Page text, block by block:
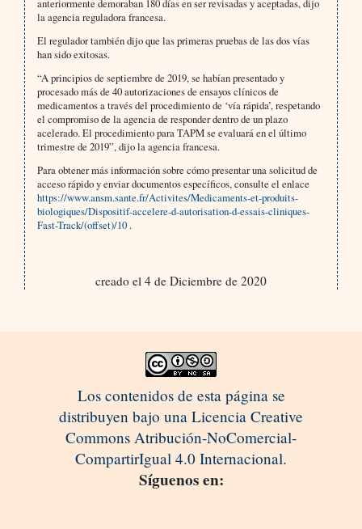
anteriormente demoraban 180 días en ser revisadas y aceptadas, dijo
la agencia reguladora francesa.
El regulador también dijo que las primeras pruebas de las dos vías
han sido exitosas.
“A principios de septiembre de 2019, se habían presentado y
procesado más de 40 autorizaciones de ensayos clínicos de
medicamentos a través del procedimiento de ‘vía rápida’, respetando
el compromiso de la agencia de responder dentro de un plazo
acelerado. El procedimiento para TAPM se evaluará en el último
trimestre de 2019”, dijo la agencia francesa.
Para obtener más información sobre cómo presentar una solicitud de
acceso rápido y enviar documentos específicos, consulte el enlace
https://www.ansm.sante.fr/Activites/Medicaments-et-produits-
biologiques/Dispositif-accelere-d-autorisation-d-essais-cliniques-
Fast-Track/(offset)/10.
creado el 4 de Diciembre de 2020
Los contenidos de esta página se
distribuyen bajo una Licencia Creative
Commons Atribución-NoComercial-
CompartirIgual 4.0 Internacional.
Síguenos en: